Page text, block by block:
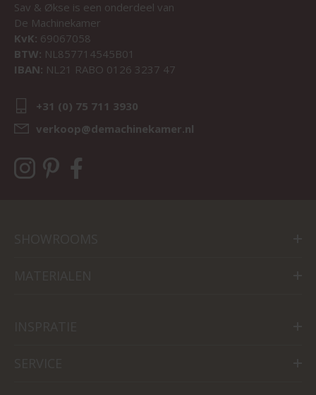
Sav & Økse is een onderdeel van
De Machinekamer
KvK: 69067058
BTW: NL857714545B01
IBAN: NL21 RABO 0126 3237 47
+31 (0) 75 711 3930
verkoop@demachinekamer.nl